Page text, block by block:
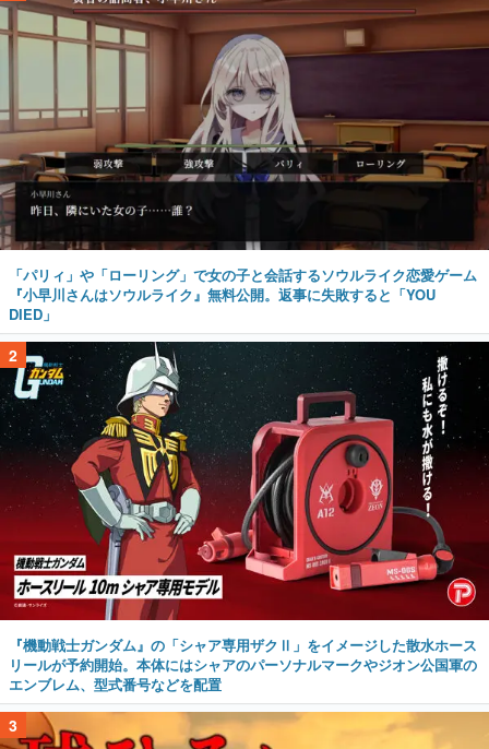
「パリィ」や「ローリング」で女の子と会話するソウルライク恋愛ゲーム
『小早川さんはソウルライク』無料公開。返事に失敗すると「YOU
DIED」
2
『機動戦士ガンダム』の「シャア専用ザクⅡ」をイメージした散水ホース
リールが予約開始。本体にはシャアのパーソナルマークやジオン公国軍の
エンブレム、型式番号などを配置
3